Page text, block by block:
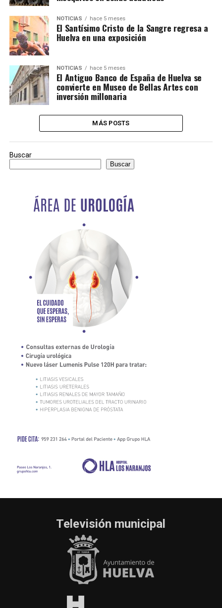
NOTICIAS hace 5 meses
El Santísimo Cristo de la Sangre regresa a
Huelva en una exposición
NOTICIAS hace 5 meses
El Antiguo Banco de España de Huelva se
convierte en Museo de Bellas Artes con
inversión millonaria
MÁS POSTS
Buscar
Buscar
Televisión municipal